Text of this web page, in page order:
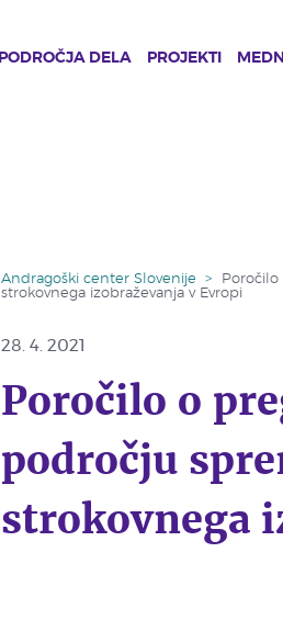
PODROČJA DELA PROJEKTI
Andragoški center Slovenije >
strokovnega izobraževanja v Evropi
28. 4. 2021
Poročilo o
področju
strokovnega